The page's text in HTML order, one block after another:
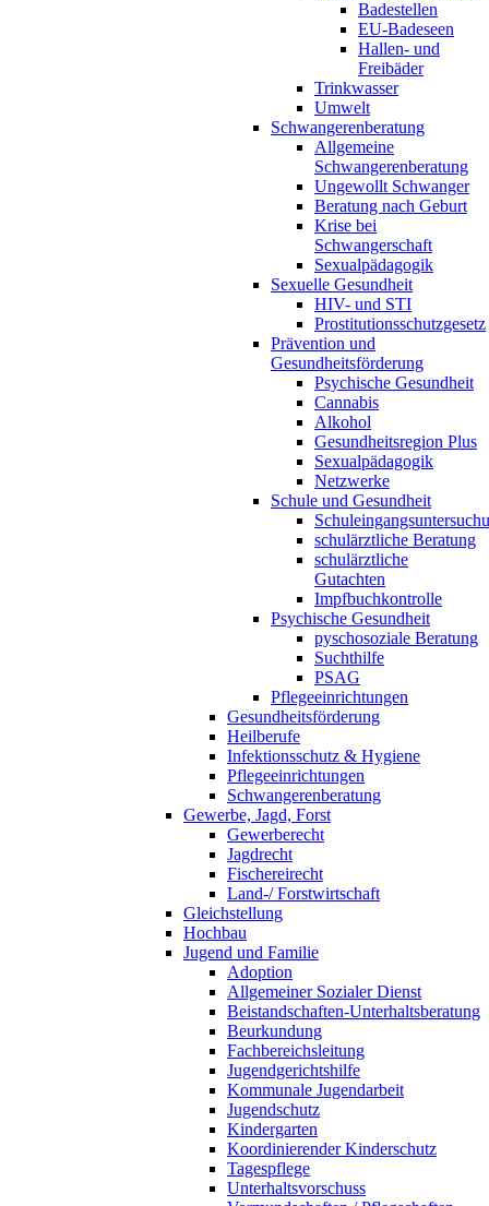
Badestellen
EU-Badeseen
Hallen- und
Freibäder
Trinkwasser
Umwelt
Schwangerenberatung
Allgemeine
Schwangerenberatung
Ungewollt Schwanger
Beratung nach Geburt
Krise bei
Schwangerschaft
Sexualpädagogik
Sexuelle Gesundheit
HIV- und STI
Prostitutionsschutzgesetz
Prävention und
Gesundheitsförderung
Psychische Gesundheit
Cannabis
Alkohol
Gesundheitsregion Plus
Sexualpädagogik
Netzwerke
Schule und Gesundheit
schulärztliche Beratung
schulärztliche
Gutachten
Impfbuchkontrolle
Psychische Gesundheit
pyschosoziale Beratung
Suchthilfe
PSAG
Pflegeeinrichtungen
Gesundheitsförderung
Heilberufe
Infektionsschutz & Hygiene
Pflegeeinrichtungen
Schwangerenberatung
Gewerbe, Jagd, Forst
Gewerberecht
Jagdrecht
Fischereirecht
Land-/ Forstwirtschaft
Gleichstellung
Hochbau
Jugend und Familie
Adoption
Allgemeiner Sozialer Dienst
Beistandschaften-Unterhaltsberatung
Beurkundung
Fachbereichsleitung
Jugendgerichtshilfe
Kommunale Jugendarbeit
Jugendschutz
Kindergarten
Koordinierender Kinderschutz
Tagespflege
Unterhaltsvorschuss